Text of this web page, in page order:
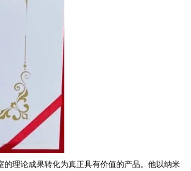
理论成果转化为真正具有价值的产品。他以纳米